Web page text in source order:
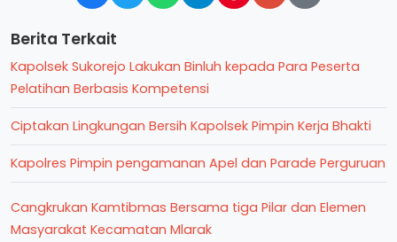
Berita Terkait
Kapolsek Sukorejo Lakukan Binluh kepada Para Peserta
Pelatihan Berbasis Kompetensi
Ciptakan Lingkungan Bersih Kapolsek Pimpin Kerja Bhakti
Kapolres Pimpin pengamanan Apel dan Parade Perguruan
Cangkrukan Kamtibmas Bersama tiga Pilar dan Elemen
Masyarakat Kecamatan Mlarak